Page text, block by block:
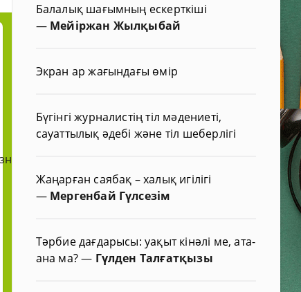
Балалық шағымның ескерткіші
— Мейіржан Жылқыбай
Экран ар жағындағы өмір
Бүгінгі журналистің тіл мәдениеті,
сауаттылық әдебі және тіл шеберлігі
Жаңарған саябақ – халық игілігі
— Мергенбай Гүлсезім
Тәрбие дағдарысы: уақыт кінәлі ме, ата-
ана ма?— Гүлден Талғатқызы